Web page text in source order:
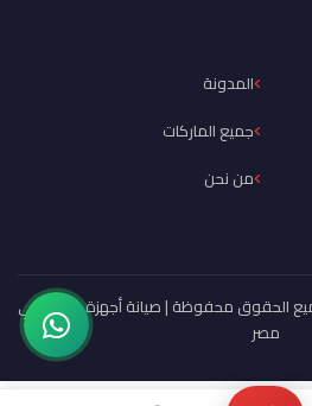
المدونة
جميع الماركات
من نحن
- جميع الحقوق محفوظة | صيانة أجهزة منزلية في
مصر